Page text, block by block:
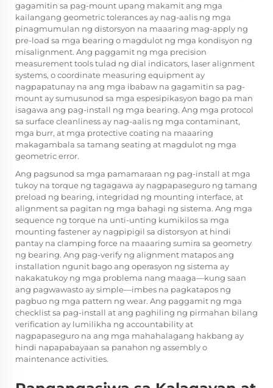
gagamitin sa pag-mount upang makamit ang mga
kailangang geometric tolerances ay nag-aalis ng mga
pinagmumulan ng distorsyon na maaaring mag-apply ng
pre-load sa mga bearing o magdulot ng mga kondisyon ng
misalignment. Ang paggamit ng mga precision
measurement tools tulad ng dial indicators, laser alignment
systems, o coordinate measuring equipment ay
nagpapatunay na ang mga ibabaw na gagamitin sa pag-
mount ay sumusunod sa mga espesipikasyon bago pa man
isagawa ang pag-install ng mga bearing. Ang mga protocol
sa surface cleanliness ay nag-aalis ng mga contaminant,
mga burr, at mga protective coating na maaaring
makagambala sa tamang seating at magdulot ng mga
geometric error.
Ang pagsunod sa mga pamamaraan ng pag-install at mga
tukoy na torque ng tagagawa ay nagpapaseguro ng tamang
preload ng bearing, integridad ng mounting interface, at
alignment sa pagitan ng mga bahagi ng sistema. Ang mga
sequence ng torque na unti-unting kumikilos sa mga
mounting fastener ay nagpipigil sa distorsyon at hindi
pantay na clamping force na maaaring sumira sa geometry
ng bearing. Ang pag-verify ng alignment matapos ang
installation ngunit bago ang operasyon ng sistema ay
nakakatukoy ng mga problema nang maaga—kung saan
ang pagwawasto ay simple—imbes na pagkatapos ng
pagbuo ng mga pattern ng wear. Ang paggamit ng mga
checklist sa pag-install at ang paghiling ng pirmahan bilang
verification ay lumilikha ng accountability at
nagpapaseguro na ang mga mahahalagang hakbang ay
hindi napapabayaan sa panahon ng assembly o
maintenance activities.